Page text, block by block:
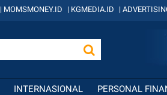
| MOMSMONEY.ID | KGMEDIA.ID |
INTERNASIONAL PERSONAL